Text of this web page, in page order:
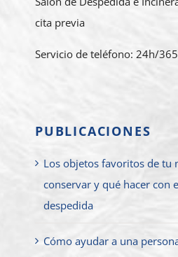
cita previa
Servicio de teléfono: 24h/
PUBLICACIONES
Los objetos favoritos de tu
conservar y qué hacer con
despedida
Cómo ayudar a una